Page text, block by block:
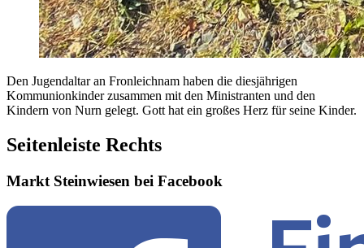
Den Jugendaltar an Fronleichnam haben die diesjährigen
Kommunionkinder zusammen mit den Ministranten und den
Kindern von Nurn gelegt. Gott hat ein großes Herz für seine Kinder.
Seitenleiste Rechts
Markt Steinwiesen bei Facebook